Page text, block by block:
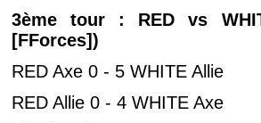
3ème tour : RED vs
[FForces])
RED Axe 0 - 5 WHITE Allie
RED Allie 0 - 4 WHITE Axe